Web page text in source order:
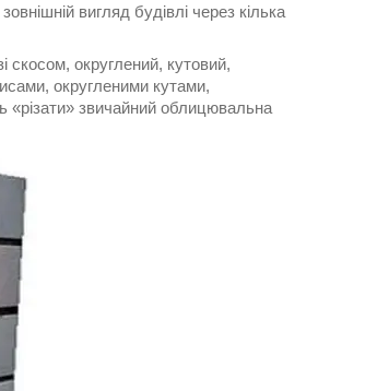
вигляд будівлі через кілька
скосом, округлений, кутовий,
округленими кутами,
«різати» звичайний облицювальна